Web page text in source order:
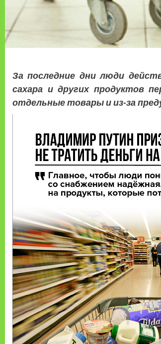
За последние дни люди
сахара и других продуктов
отдельные товары и из-за